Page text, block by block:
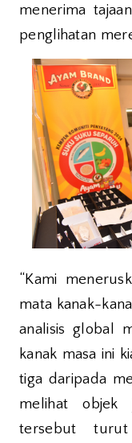
menerima
penglihatan
“Kami
mata kanak-
analisis global
kanak masa ini
tiga daripada
melihat objek
tersebut